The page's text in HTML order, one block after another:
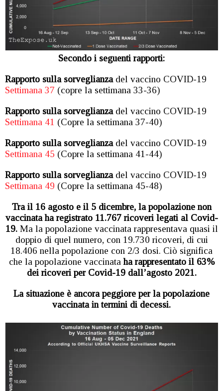
Secondo i seguenti rapporti:
Rapporto sulla sorveglianza del vaccino COVID-19
Settimana 37 (copre la settimana 33-36)
Rapporto sulla sorveglianza del vaccino COVID-19
Settimana 41 (Copre la settimana 37-40)
Rapporto sulla sorveglianza del vaccino COVID-19
Settimana 45 (Copre la settimana 41-44)
Rapporto sulla sorveglianza del vaccino COVID-19
Settimana 49 (Copre la settimana 45-48)
Tra il 16 agosto e il 5 dicembre, la popolazione non
vaccinata ha registrato 11.767 ricoveri legati al Covid-
19.Ma la popolazione vaccinata rappresentava quasi il
doppio di quel numero, con 19.730 ricoveri, di cui
18.406 nella popolazione con 2/3 dosi. Ciò significa
che la popolazione vaccinata ha rappresentato il 63%
dei ricoveri per Covid-19 dall’agosto 2021.
La situazione è ancora peggiore per la popolazione
vaccinata in termini di decessi.